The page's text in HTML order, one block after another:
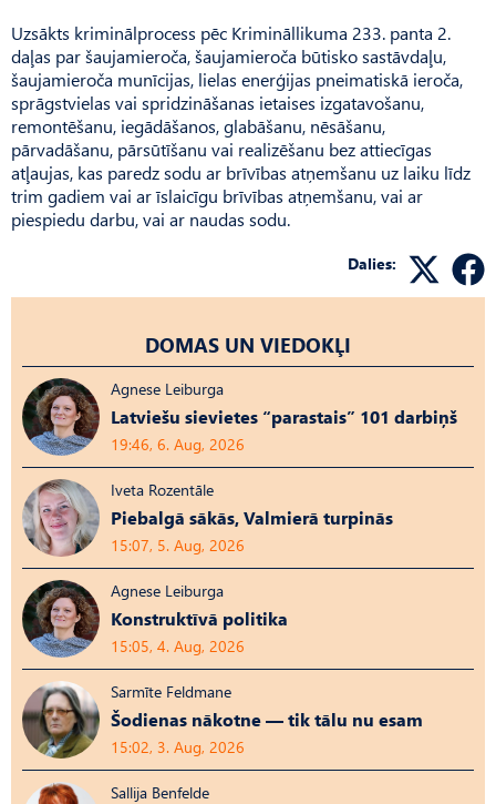
Uzsākts kriminālprocess pēc Krimināllikuma 233. panta 2.
daļas par šaujamieroča, šaujamieroča būtisko sastāvdaļu,
šaujamieroča munīcijas, lielas enerģijas pneimatiskā ieroča,
sprāgstvielas vai spridzināšanas ietaises izgatavošanu,
remontēšanu, iegādāšanos, glabāšanu, nēsāšanu,
pārvadāšanu, pārsūtīšanu vai realizēšanu bez attiecīgas
atļaujas, kas paredz sodu ar brīvības atņemšanu uz laiku līdz
trim gadiem vai ar īslaicīgu brīvības atņemšanu, vai ar
piespiedu darbu, vai ar naudas sodu.
Dalies:
DOMAS UN VIEDOKĻI
Agnese Leiburga
Latviešu sievietes “parastais” 101 darbiņš
19:46, 6. Aug, 2026
Iveta Rozentāle
Piebalgā sākās, Valmierā turpinās
15:07, 5. Aug, 2026
Agnese Leiburga
Konstruktīvā politika
15:05, 4. Aug, 2026
Sarmīte Feldmane
Šodienas nākotne — tik tālu nu esam
15:02, 3. Aug, 2026
Sallija Benfelde